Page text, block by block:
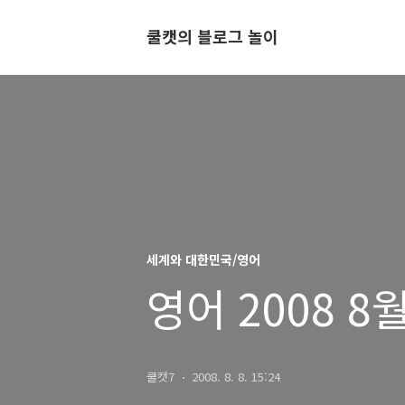
쿨캣의 블로그 놀이
세계와 대한민국/영어
영어 2008 8
쿨캣7 2008. 8. 8. 15:24